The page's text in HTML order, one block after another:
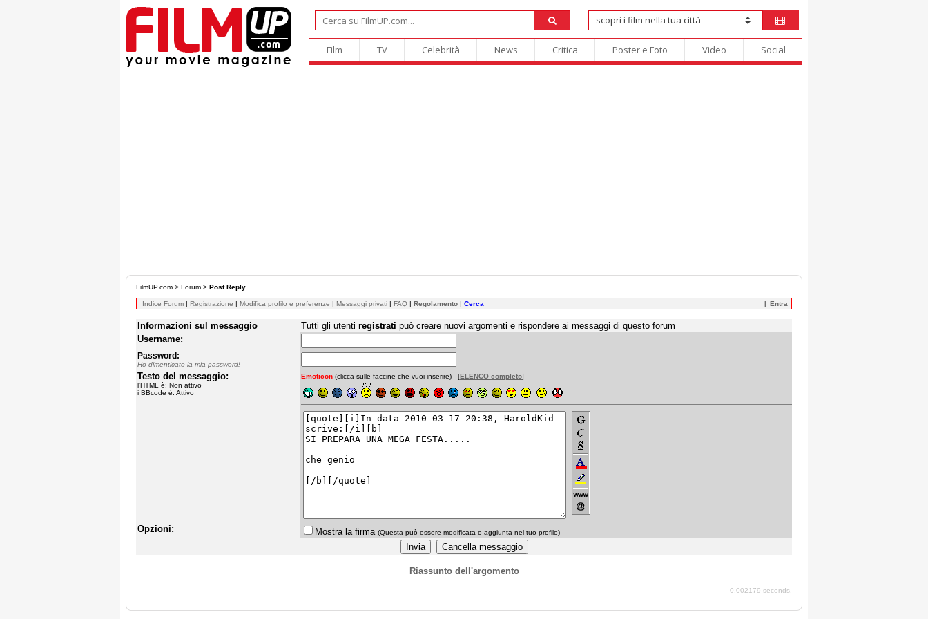
Film TV Celebrità News Critica Poster e Foto Video Social
FilmUP.com > Forum > Post Reply
Indice Forum | Registrazione | Modifica profilo e preferenze | Messaggi privati | FAQ | Regolamento | Cerca Entra
Informazioni sul messaggio Tutti gli utenti registrati può creare nuovi argomenti e rispondere ai messaggi di questo forum
Username:
Password:
Ho dimenticato la mia password!
Testo del messaggio:
l'HTML è: Non attivo
i BBcode è: Attivo
Emoticon (clicca sulle faccine che vuoi inserire) - [ELENCO completo]
Opzioni: Mostra la firma (Questa può essere modificata o aggiunta nel tuo profilo)
Riassunto dell'argomento
0.002179 seconds.